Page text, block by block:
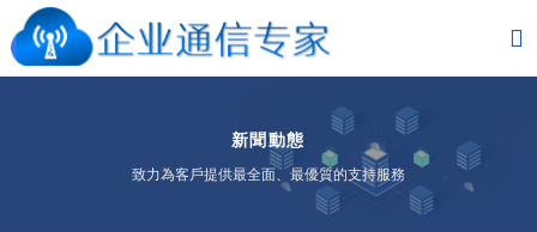
新聞動態
致力為客戶提供最全面、最優質的支持服務